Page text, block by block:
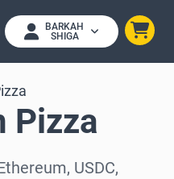
BARKAH
SHIGA
Pizza
USDC,